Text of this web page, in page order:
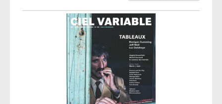
Navigation des articles